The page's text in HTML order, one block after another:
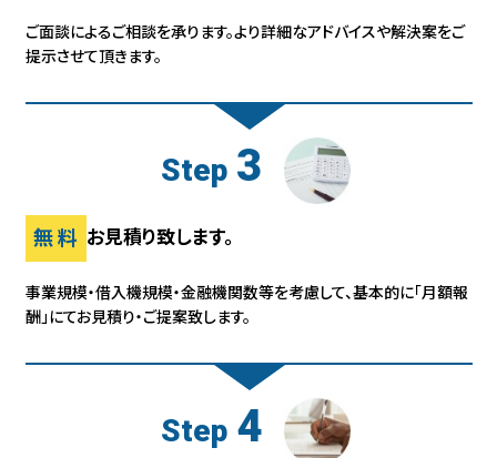
ご面談によるご相談を承ります。より詳細なアドバイスや解決案をご
提示させて頂きます。
Step 3
無料 お見積り致します。
事業規模・借入機規模・金融機関数等を考慮して、基本的に「月額報
酬」にてお見積り・ご提案致します。
Step 4